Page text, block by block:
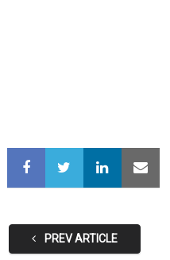
PREV ARTICLE